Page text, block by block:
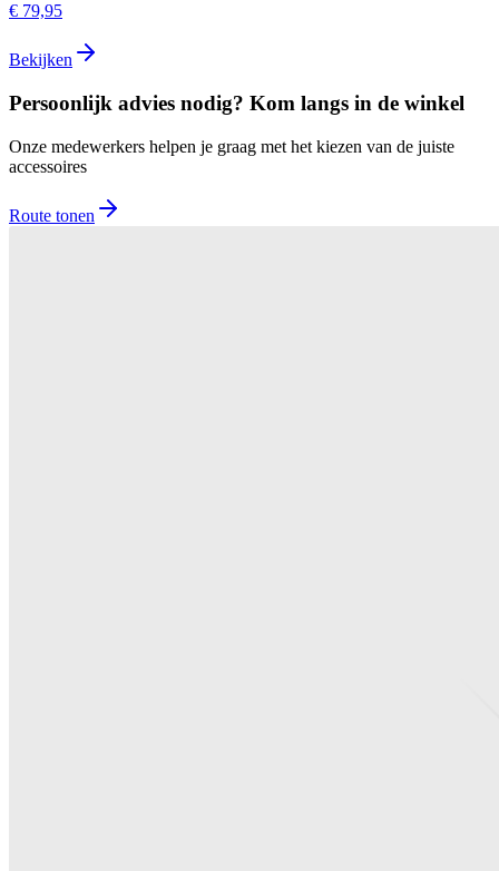
€ 79,95
Bekijken
Persoonlijk advies nodig? Kom langs in de winkel
Onze medewerkers helpen je graag met het kiezen van de juiste
accessoires
Route tonen